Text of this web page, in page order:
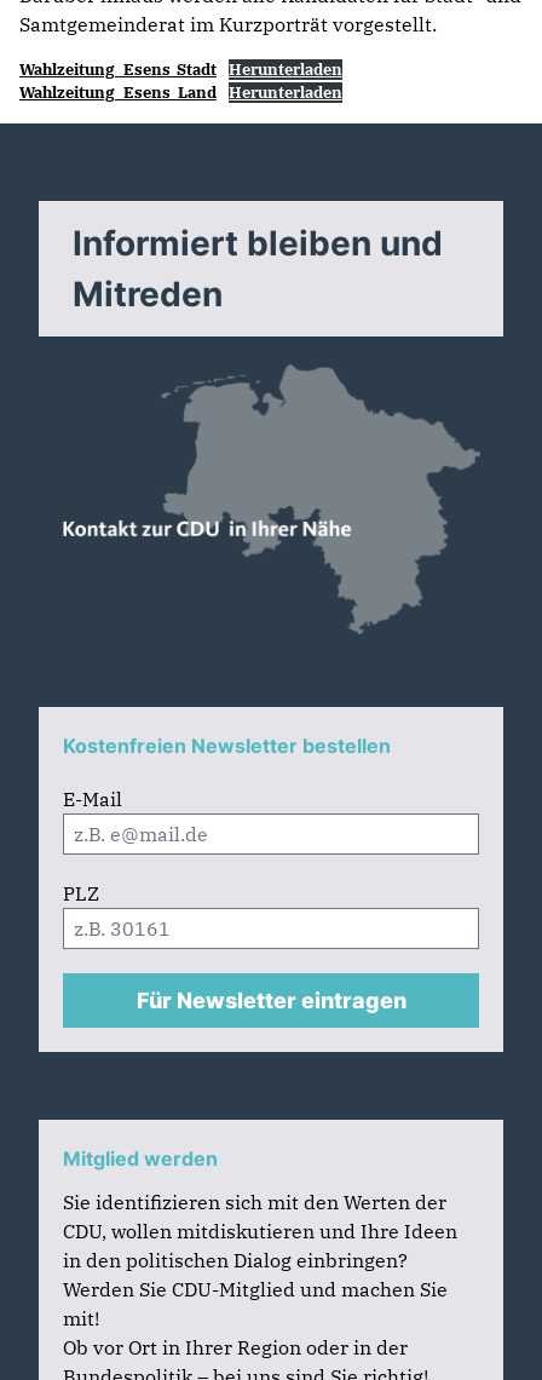
Samtgemeinderat im Kurzporträt vorgestellt.
Wahlzeitung_Esens_Stadt Herunterladen
Wahlzeitung_Esens_Land Herunterladen
Informiert bleiben und
Mitreden
Kostenfreien Newsletter bestellen
E-Mail
PLZ
Für Newsletter eintragen
Mitglied werden
Sie identifizieren sich mit den Werten der
CDU, wollen mitdiskutieren und Ihre Ideen
in den politischen Dialog einbringen?
Werden Sie CDU-Mitglied und machen Sie
mit!
Ob vor Ort in Ihrer Region oder in der